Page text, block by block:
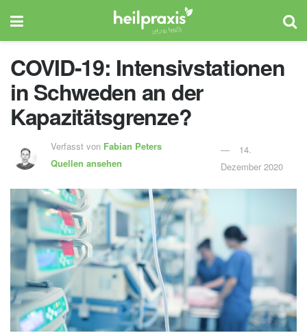
COVID-19: Intensivstationen
in Schweden an der
Kapazitätsgrenze?
Verfasst von Fabian Peters
Quellen ansehen
14.
Dezember 2020